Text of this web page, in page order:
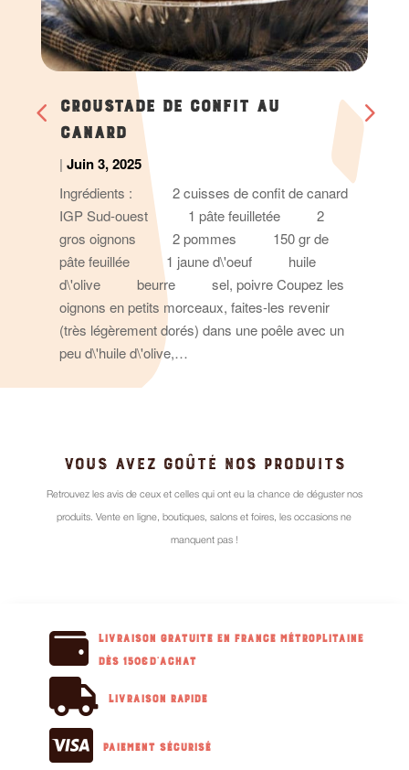
CROUSTADE DE CONFIT AU
CANARD
| Juin 3, 2025
Ingrédients : 2 cuisses de confit de canard
IGP Sud-ouest 1 pâte feuilletée 2
gros oignons 2 pommes 150 gr de
pâte feuillée 1 jaune d\'oeuf huile
d\'olive beurre sel, poivre Coupez les
oignons en petits morceaux, faites-les revenir
(très légèrement dorés) dans une poêle avec un
peu d\'huile d\'olive,…
VOUS AVEZ GOÛTÉ NOS PRODUITS
Retrouvez les avis de ceux et celles qui ont eu la chance de déguster nos
produits. Vente en ligne, boutiques, salons et foires, les occasions ne
manquent pas !

Livraison GRATUITE en France métroplitaine
dès 150€d'achat
 Livraison RAPIDE
 Paiement sécurisé